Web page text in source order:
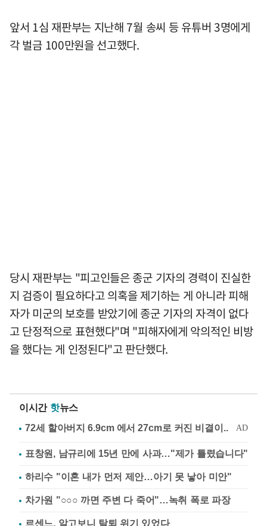
앞서 1심 재판부는 지난해 7월 송씨 등 유튜버 3명에게
각 벌금 100만원을 선고했다.
당시 재판부는 "피고인들은 종군 기자의 경력이 진실한
지 검증이 필요하다고 의혹을 제기하는 게 아니라 피해
자가 미군의 보호를 받았기에 종군 기자의 자격이 없다
고 단정적으로 표현했다"며 "피해자에게 악의적인 비방
을 했다는 게 인정된다"고 판단했다.
이시간 핫뉴스
표창원, 남규리에 15년 만에 사과…"제가 틀렸습니다"
하리수 "이혼 내가 먼저 제안…아기 못 낳아 미안"
차가원 "○○○ 까면 주변 다 죽어"…녹취 폭로 파장
르센느, 알고보니 탈퇴 위기 있었다